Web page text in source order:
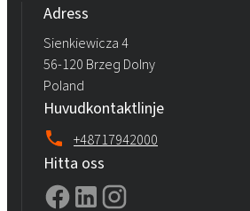
Adress
Sienkiewicza 4
56-120 Brzeg Dolny
Poland
Huvudkontaktlinje
+48717942000
Hitta oss